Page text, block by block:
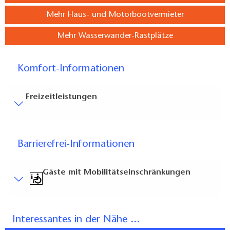
Mehr Haus- und Motorbootvermieter
Mehr Wasserwander-Rastplätze
Komfort-Informationen
Freizeitleistungen
Entfernung der Besucherparkplätze zum Eingang (in
Bodenbelag
Zum Teil eingeschränkt begehbarer Bodenbelag
Alles ist ebenerdig / ohne Treppen erreichbar.
Barrierefrei-Informationen
Gäste mit Mobilitätseinschränkungen
Kurzbeschreibung:
Interessantes in der Nähe ...